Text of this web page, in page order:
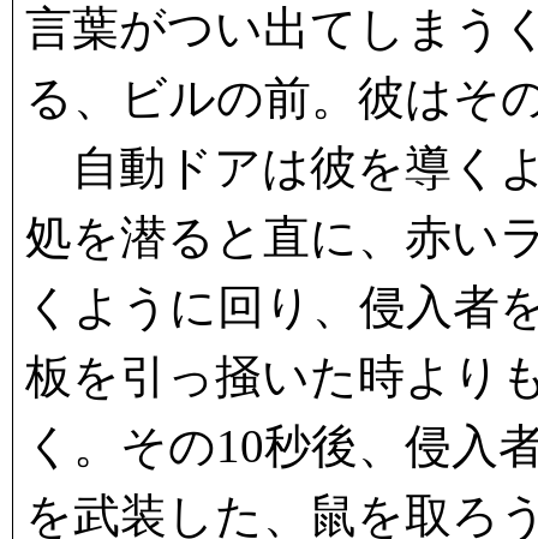
言葉がつい出てしまう
る、ビルの前。彼はそ
自動ドアは彼を導く
処を潜ると直に、赤い
くように回り、侵入者
板を引っ掻いた時より
く。その10秒後、侵入
を武装した、鼠を取ろ